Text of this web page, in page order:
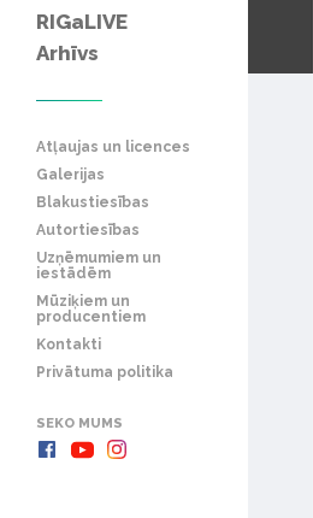
RIGaLIVE
Arhīvs
Atļaujas un licences
Galerijas
Blakustiesības
Autortiesības
Uzņēmumiem un
iestādēm
Mūziķiem un
producentiem
Kontakti
Privātuma politika
SEKO MUMS